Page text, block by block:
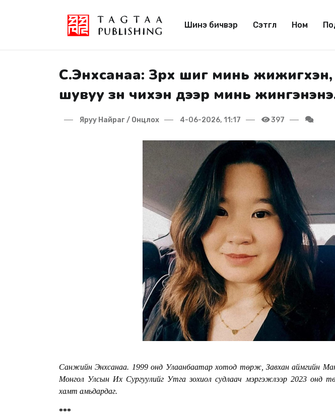
Шинэ бичвэр Сэтгүүл Ном
С.Энхсанаа: Зүрх шиг минь
шувуу зүүн чихэн дээр минь
Яруу Найраг / Онцлох 4-06-2026, 11:17 397
Санжийн Энхсанаа. 1999 онд Улаанбаатар хотод төрж, Завхан аймгийн Мандал сумын нутагт өссөн.
Монгол Улсын Их Сургуулийг Утга зохиол судлаач мэргэжлээр 2023 онд
хамт амьдардаг.
***